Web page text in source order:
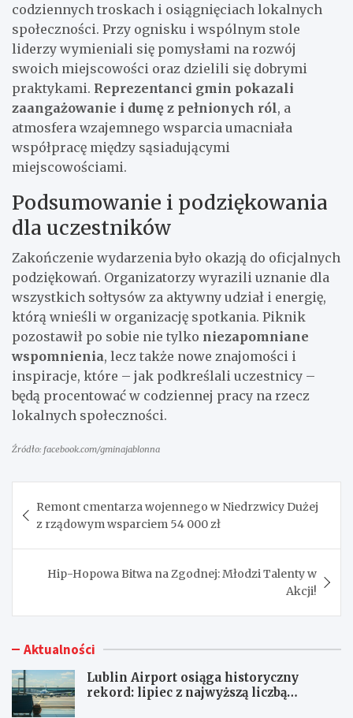
codziennych troskach i osiągnięciach lokalnych
społeczności. Przy ognisku i wspólnym stole
liderzy wymieniali się pomysłami na rozwój
swoich miejscowości oraz dzielili się dobrymi
praktykami. Reprezentanci gmin pokazali
zaangażowanie i dumę z pełnionych ról, a
atmosfera wzajemnego wsparcia umacniała
współpracę między sąsiadującymi
miejscowościami.
Podsumowanie i podziękowania
dla uczestników
Zakończenie wydarzenia było okazją do oficjalnych
podziękowań. Organizatorzy wyrazili uznanie dla
wszystkich sołtysów za aktywny udział i energię,
którą wnieśli w organizację spotkania. Piknik
pozostawił po sobie nie tylko niezapomniane
wspomnienia, lecz także nowe znajomości i
inspiracje, które – jak podkreślali uczestnicy –
będą procentować w codziennej pracy na rzecz
lokalnych społeczności.
Źródło: facebook.com/gminajablonna
wpisu
Remont cmentarza wojennego w Niedrzwicy Dużej
z rządowym wsparciem 54 000 zł
Hip-Hopowa Bitwa na Zgodnej: Młodzi Talenty w
Akcji!
Aktualności
Lublin Airport osiąga historyczny
rekord: lipiec z najwyższą liczbą